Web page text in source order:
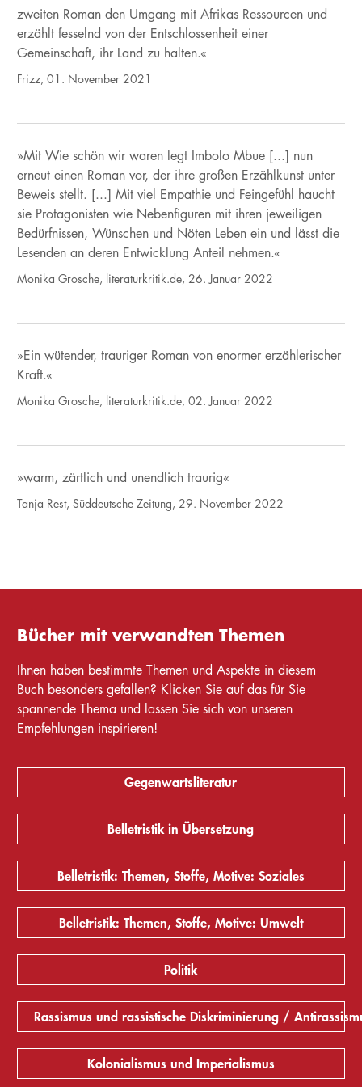
zweiten Roman den Umgang mit Afrikas Ressourcen und
erzählt fesselnd von der Entschlossenheit einer
Gemeinschaft, ihr Land zu halten.«
Frizz, 01. November 2021
»Mit Wie schön wir waren legt Imbolo Mbue [...] nun
erneut einen Roman vor, der ihre großen Erzählkunst unter
Beweis stellt. [...] Mit viel Empathie und Feingefühl haucht
sie Protagonisten wie Nebenfiguren mit ihren jeweiligen
Bedürfnissen, Wünschen und Nöten Leben ein und lässt die
Lesenden an deren Entwicklung Anteil nehmen.«
Monika Grosche, literaturkritik.de, 26. Januar 2022
»Ein wütender, trauriger Roman von enormer erzählerischer
Kraft.«
Monika Grosche, literaturkritik.de, 02. Januar 2022
»warm, zärtlich und unendlich traurig«
Tanja Rest, Süddeutsche Zeitung, 29. November 2022
Bücher mit verwandten Themen
Ihnen haben bestimmte Themen und Aspekte in diesem
Buch besonders gefallen? Klicken Sie auf das für Sie
spannende Thema und lassen Sie sich von unseren
Empfehlungen inspirieren!
Gegenwartsliteratur
Belletristik in Übersetzung
Belletristik: Themen, Stoffe, Motive: Soziales
Belletristik: Themen, Stoffe, Motive: Umwelt
Politik
Rassismus und rassistische Diskriminierung /
Kolonialismus und Imperialismus